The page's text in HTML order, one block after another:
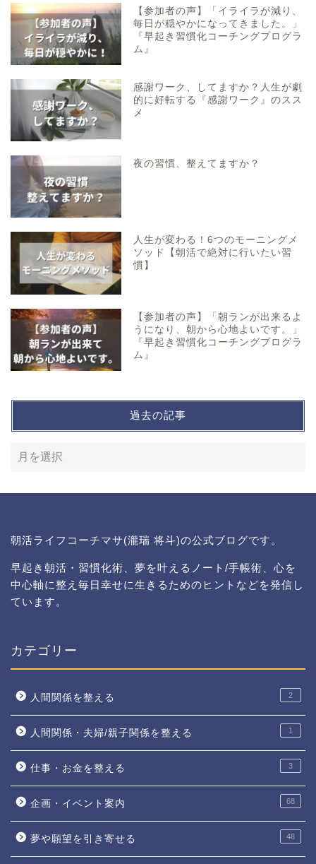
【参加者の声】「イライラが減り、
毎日が穏やかになってきました。」
『早起き習慣化コーチングプログラ
ム』
感謝ワーク、してますか？人生が劇
的に好転する『感謝ワーク』のスス
メ
夜の習慣、整えてますか？
人生が変わる！6つのモーニングメ
ソッド【朝活で絶対に行いたい習
慣】
【参加者の声】「朝ランが出来るよ
うになり、朝から心地よいです。」
『早起き習慣化コーチングプログラ
ム』
過去の記事
朝活ライフコーチマサ(瀧瑞 将斗)の公式ブログです。
早起き朝活・習慣化術、夢を叶えるノート/手帳術、心を
中心軸に整え毎日幸せに生きるためのヒントなどを発信し
ています。
カテゴリー
人間関係を整える 2
人間関係・夫婦/親子関係を整える 1
仕事・お金を整える 3
企画・イベント案内 68
夢や願望を引き寄せる 48